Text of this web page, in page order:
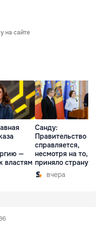
на сайте
—
властям
Санду:
Правительство
справляется,
несмотря на то,
приняло страну в
разгар кризиса
вчера